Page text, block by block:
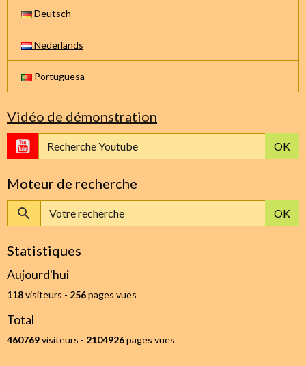
Deutsch
Nederlands
Portuguesa
Vidéo de démonstration
OK
Moteur de recherche
OK
Statistiques
Aujourd'hui
118visiteurs - 256pages vues
Total
460769visiteurs - 2104926pages vues